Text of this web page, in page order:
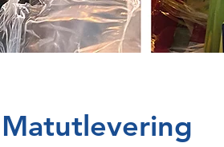
Matutlevering